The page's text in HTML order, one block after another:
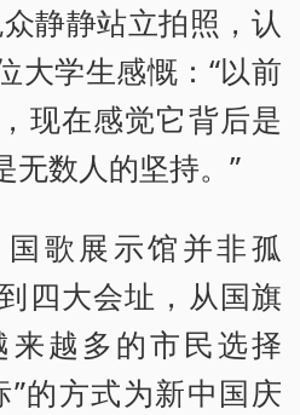
静静站立拍照，认
大学生感慨：“以前
现在感觉它背后是
无数人的坚持。”
歌展示馆并非孤
四大会址，从国旗
越多的市民选择
”的方式为新中国庆